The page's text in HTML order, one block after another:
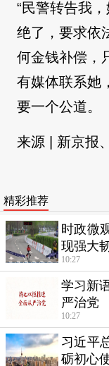
“民警转告我
绝了，要求依
何金钱补偿，
有媒体联系她
要一个公道。
来源 | 新京报
精彩推荐